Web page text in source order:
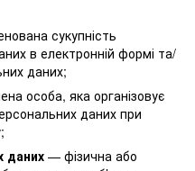
сукупність
в електронній формі та/
даних;
особа, яка організовує
даних при
даних — фізична або